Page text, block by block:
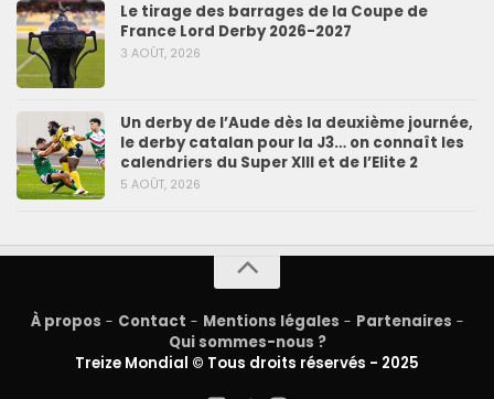
Le tirage des barrages de la Coupe de
France Lord Derby 2026-2027
3 AOÛT, 2026
Un derby de l’Aude dès la deuxième journée,
le derby catalan pour la J3… on connaît les
calendriers du Super XIII et de l’Elite 2
5 AOÛT, 2026
À propos - Contact - Mentions légales - Partenaires -
Qui sommes-nous ?
Treize Mondial © Tous droits réservés - 2025